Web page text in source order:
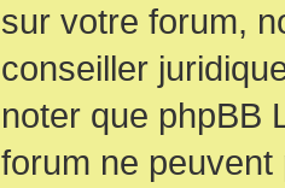
sur votre forum,
conseiller
noter que phpBB
forum ne peuvent